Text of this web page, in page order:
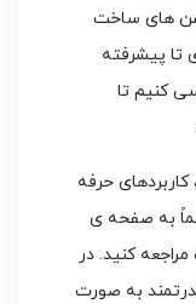
های ساخت
تا پیشرفته
کنیم تا
حرفه
به صفحه ی
کنید. در
به صورت